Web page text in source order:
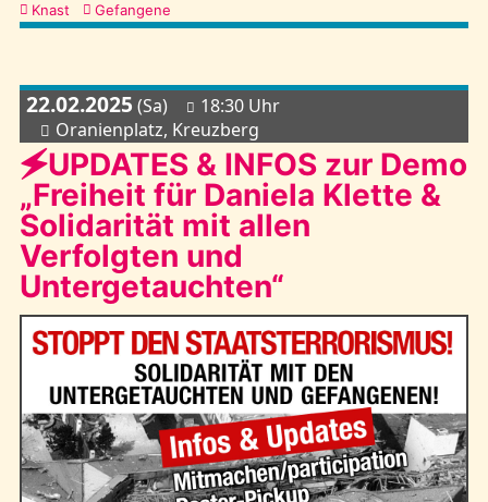
Knast Gefangene
22.02.2025 (Sa)
18:30 Uhr
Oranienplatz, Kreuzberg
🗲UPDATES & INFOS zur Demo
„Freiheit für Daniela Klette &
Solidarität mit allen
Verfolgten und
Untergetauchten“